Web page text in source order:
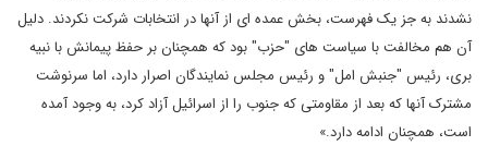
نشدند به جز یک فهرست، بخش عمده ای از آنها در انتخابات شرکت نکردند. دلیل
آن هم مخالفت با سیاست های "حزب" بود که همچنان بر حفظ پیمانش با نبیه
بری، رئیس "جنبش امل" و رئیس مجلس نمایندگان اصرار دارد، اما سرنوشت
مشترک آنها که بعد از مقاومتی که جنوب را از اسرائیل آزاد کرد، به وجود آمده
است، همچنان ادامه دارد.»